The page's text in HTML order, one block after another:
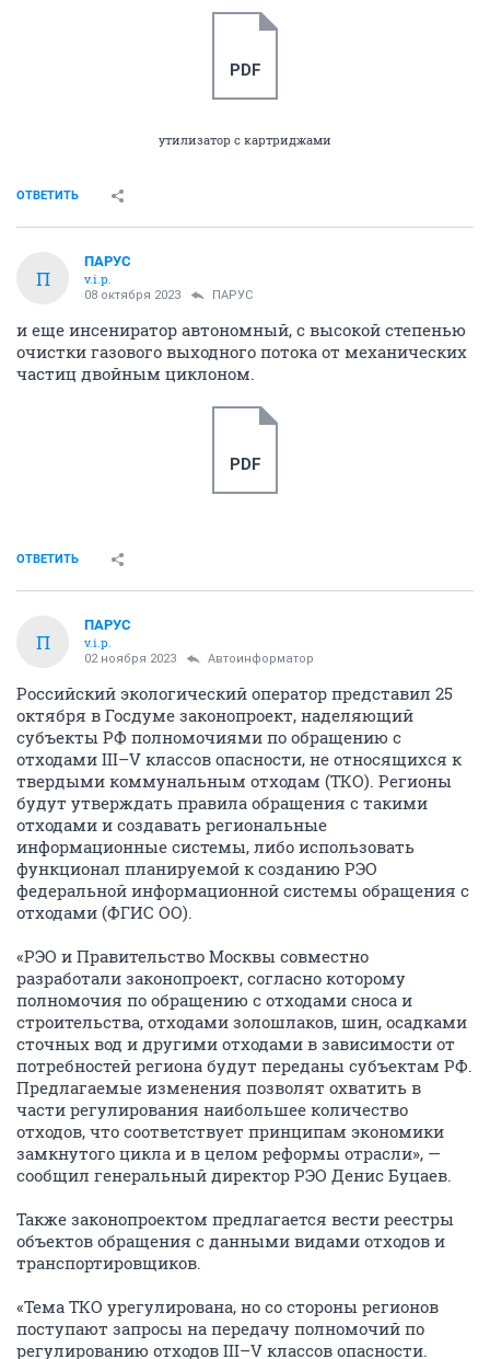
PDF
утилизатор с картриджами
ОТВЕТИТЬ
П
ПАРУС
v.i.p.
08 октября 2023 ПАРУС
и еще инсениратор автономный, с высокой степенью
очистки газового выходного потока от механических
частиц двойным циклоном.
PDF
ОТВЕТИТЬ
П
ПАРУС
v.i.p.
02 ноября 2023 Автоинформатор
Российский экологический оператор представил 25
октября в Госдуме законопроект, наделяющий
субъекты РФ полномочиями по обращению с
отходами III–V классов опасности, не относящихся к
твердыми коммунальным отходам (ТКО). Регионы
будут утверждать правила обращения с такими
отходами и создавать региональные
информационные системы, либо использовать
функционал планируемой к созданию РЭО
федеральной информационной системы обращения с
отходами (ФГИС ОО).
«РЭО и Правительство Москвы совместно
разработали законопроект, согласно которому
полномочия по обращению с отходами сноса и
строительства, отходами золошлаков, шин, осадками
сточных вод и другими отходами в зависимости от
потребностей региона будут переданы субъектам РФ.
Предлагаемые изменения позволят охватить в
части регулирования наибольшее количество
отходов, что соответствует принципам экономики
замкнутого цикла и в целом реформы отрасли», —
сообщил генеральный директор РЭО Денис Буцаев.
Также законопроектом предлагается вести реестры
объектов обращения с данными видами отходов и
транспортировщиков.
«Тема ТКО урегулирована, но со стороны регионов
поступают запросы на передачу полномочий по
регулированию отходов III–V классов опасности.